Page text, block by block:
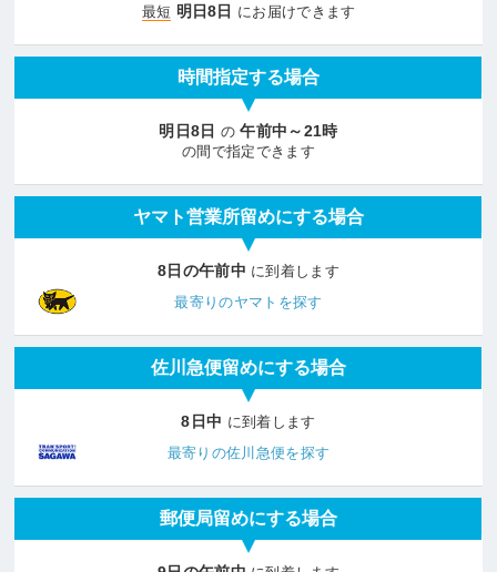
最短 明日8日 にお届けできます
時間指定する場合
明日8日 の 午前中～21時
の間で指定できます
ヤマト営業所留めにする場合
8日の午前中 に到着します
最寄りのヤマトを探す
佐川急便留めにする場合
8日中 に到着します
最寄りの佐川急便を探す
郵便局留めにする場合